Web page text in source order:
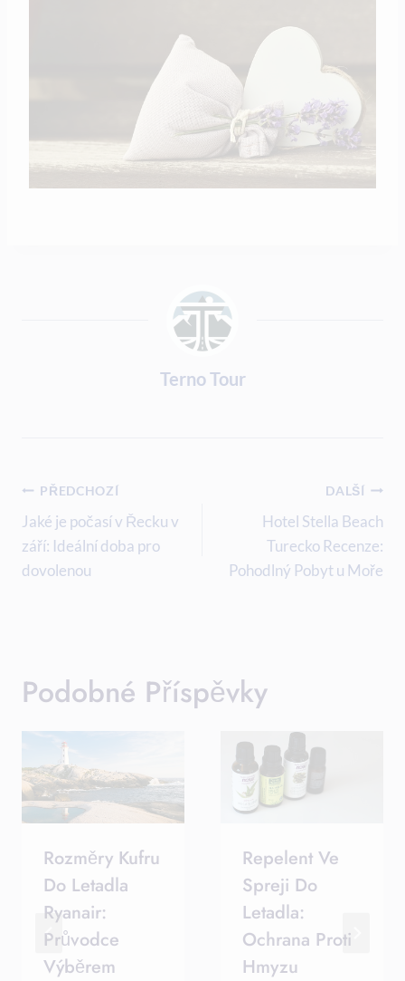
Terno Tour
Navigace
Pro
Příspěvek
PŘEDCHOZÍ
Jaké je počasí v Řecku v
září: Ideální doba pro
dovolenou
DALŠÍ
Hotel Stella Beach
Turecko Recenze:
Pohodlný Pobyt u Moře
Podobné Příspěvky
Rozměry Kufru
Do Letadla
Ryanair:
Průvodce
Výběrem
Repelent Ve
Spreji Do
Letadla:
Ochrana Proti
Hmyzu